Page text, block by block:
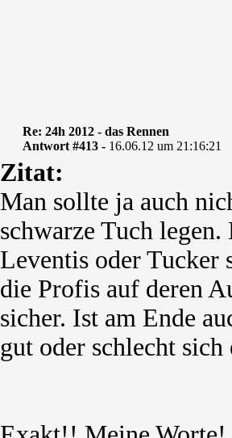
Re: 24h 2012 - das Rennen
Antwort #413 - 16.06.12 um 21:16:21
Zitat:
Man sollte ja auch
schwarze Tuch
Leventis oder Tucker
die Profis auf deren
sicher. Ist am Ende
gut oder schlecht